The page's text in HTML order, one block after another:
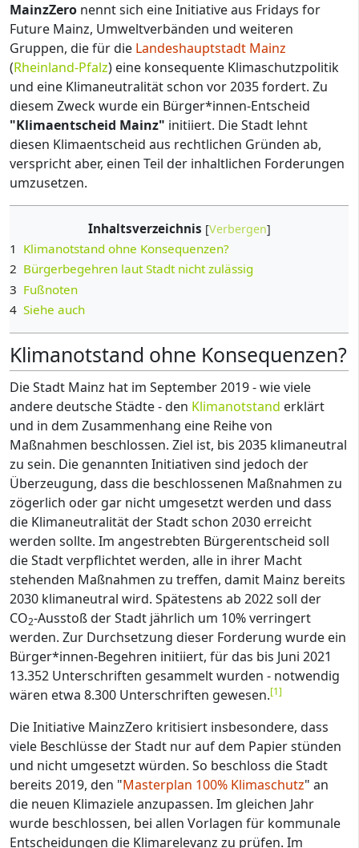
MainzZero nennt sich eine Initiative aus Fridays for
Future Mainz, Umweltverbänden und weiteren
Gruppen, die für die Landeshauptstadt Mainz
(Rheinland-Pfalz) eine konsequente Klimaschutzpolitik
und eine Klimaneutralität schon vor 2035 fordert. Zu
diesem Zweck wurde ein Bürger*innen-Entscheid
"Klimaentscheid Mainz" initiiert. Die Stadt lehnt
diesen Klimaentscheid aus rechtlichen Gründen ab,
verspricht aber, einen Teil der inhaltlichen Forderungen
umzusetzen.
Inhaltsverzeichnis
1 Klimanotstand ohne Konsequenzen?
2 Bürgerbegehren laut Stadt nicht zulässig
3 Fußnoten
4 Siehe auch
Klimanotstand ohne Konsequenzen?
Die Stadt Mainz hat im September 2019 - wie viele
andere deutsche Städte - den Klimanotstand erklärt
und in dem Zusammenhang eine Reihe von
Maßnahmen beschlossen. Ziel ist, bis 2035 klimaneutral
zu sein. Die genannten Initiativen sind jedoch der
Überzeugung, dass die beschlossenen Maßnahmen zu
zögerlich oder gar nicht umgesetzt werden und dass
die Klimaneutralität der Stadt schon 2030 erreicht
werden sollte. Im angestrebten Bürgerentscheid soll
die Stadt verpflichtet werden, alle in ihrer Macht
stehenden Maßnahmen zu treffen, damit Mainz bereits
2030 klimaneutral wird. Spätestens ab 2022 soll der
CO2-Ausstoß der Stadt jährlich um 10% verringert
werden. Zur Durchsetzung dieser Forderung wurde ein
Bürger*innen-Begehren initiiert, für das bis Juni 2021
13.352 Unterschriften gesammelt wurden - notwendig
wären etwa 8.300 Unterschriften gewesen.[1]
Die Initiative MainzZero kritisiert insbesondere, dass
viele Beschlüsse der Stadt nur auf dem Papier stünden
und nicht umgesetzt würden. So beschloss die Stadt
bereits 2019, den "Masterplan 100% Klimaschutz" an
die neuen Klimaziele anzupassen. Im gleichen Jahr
wurde beschlossen, bei allen Vorlagen für kommunale
Entscheidungen die Klimarelevanz zu prüfen. Im